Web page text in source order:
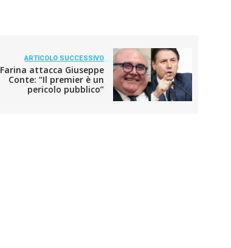
ARTICOLO SUCCESSIVO
Farina attacca Giuseppe
Conte: “Il premier è un
pericolo pubblico”